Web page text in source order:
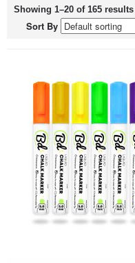
Showing 1–20 of 165 results
Sort By